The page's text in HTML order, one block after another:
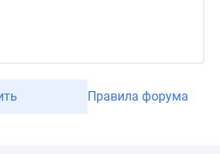
Правила форума